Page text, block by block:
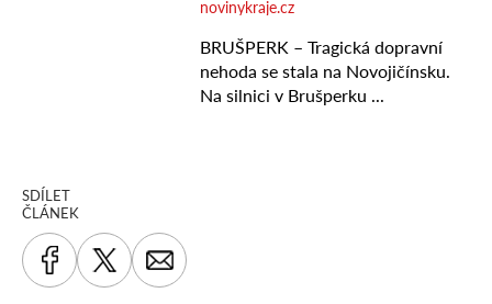
SDÍLET
ČLÁNEK